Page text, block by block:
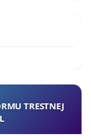
TRESTNEJ